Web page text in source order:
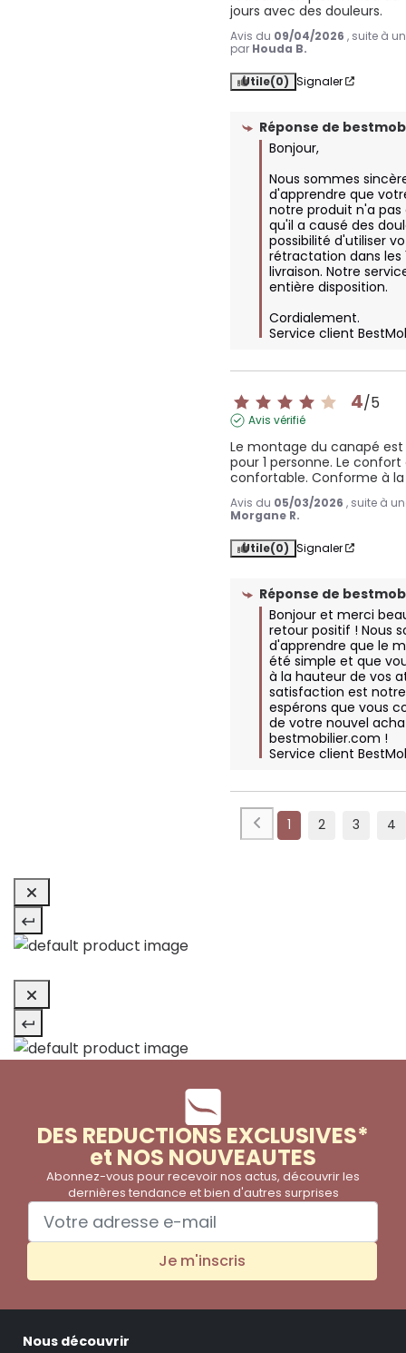
jours avec des douleurs.
Avis du 09/04/2026 , suite à
par Houda B.
Utile(0) Signaler
Réponse de
Bonjour,
Nous sommes
d'apprendre que
notre produit n'a
qu'il a causé des
possibilité d'utiliser
rétractation dans les
livraison. Notre
entière disposition.
Cordialement.
Service client
4/5
Avis vérifié
Le montage du canapé
pour 1 personne. Le
confortable. Conforme à
Avis du 05/03/2026 , suite à
Morgane R.
Utile(0) Signaler
Réponse de
Bonjour et merci
retour positif ! Nous
d'apprendre que le
été simple et que
à la hauteur de vos
satisfaction est
espérons que vous
de votre nouvel
bestmobilier.com !
Service client
1 2 3 4
DES REDUCTIONS EXCLUSIVES*
et NOS NOUVEAUTES
Abonnez-vous pour recevoir nos actus, découvrir les
dernières tendance et bien d'autres surprises
Je m'inscris
Nous découvrir